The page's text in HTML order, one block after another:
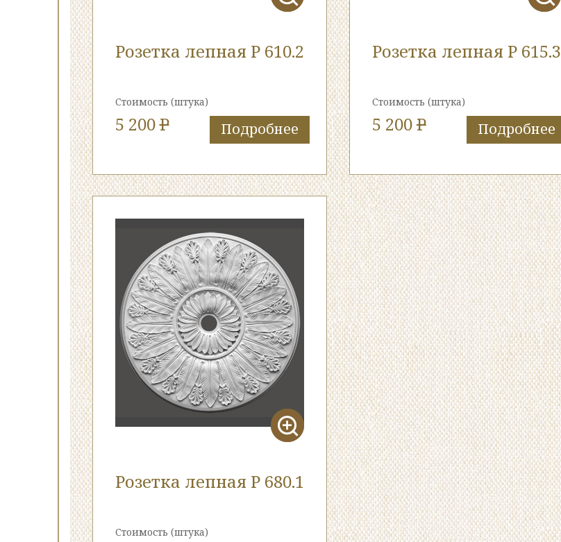
Розетка лепная Р 610.2
Стоимость (штука)
5 200P Подробнее
Розетка лепная Р 615.3
Стоимость (штука)
5 200P Подробнее
Розетка лепная Р 680.1
Стоимость (штука)